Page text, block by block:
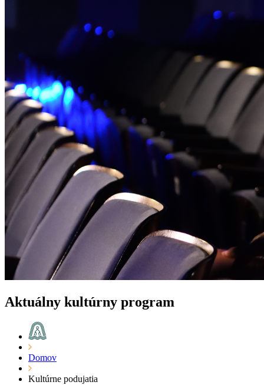
Aktuálny kultúrny program
Domov
Kultúrne podujatia